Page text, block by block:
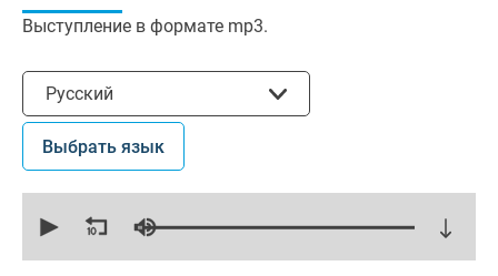
Выступление в формате mp3.
Русский
Выбрать язык
seconds